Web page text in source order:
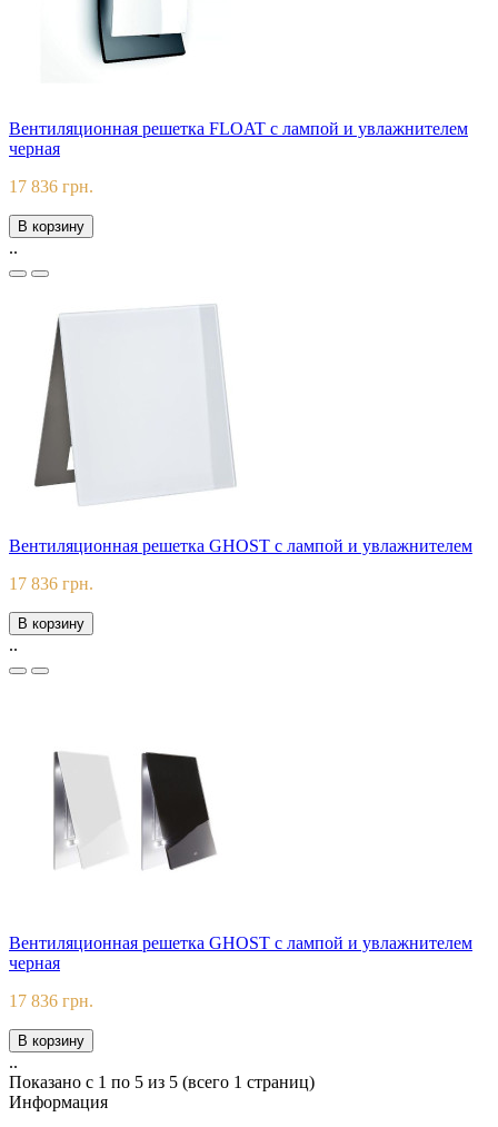
Вентиляционная решетка FLOAT с лампой и увлажнителем
черная
17 836 грн.
В корзину
..
Вентиляционная решетка GHOST с лампой и увлажнителем
17 836 грн.
В корзину
..
Вентиляционная решетка GHOST с лампой и увлажнителем
черная
17 836 грн.
В корзину
..
Показано с 1 по 5 из 5 (всего 1 страниц)
Информация